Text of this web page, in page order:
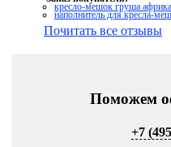
кресло-мешок груша
наполнитель для кресла-
Почитать все отзывы
Поможем
+7